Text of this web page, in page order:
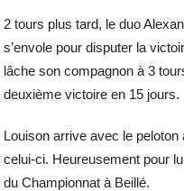
2 tours plus tard, le duo
s’envole pour disputer la
lâche son compagnon à 3
deuxième victoire en 15 jours.
Louison arrive avec le
celui-ci. Heureusement pour
du Championnat à Beillé.